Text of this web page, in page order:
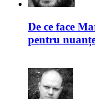
De ce face
pentru